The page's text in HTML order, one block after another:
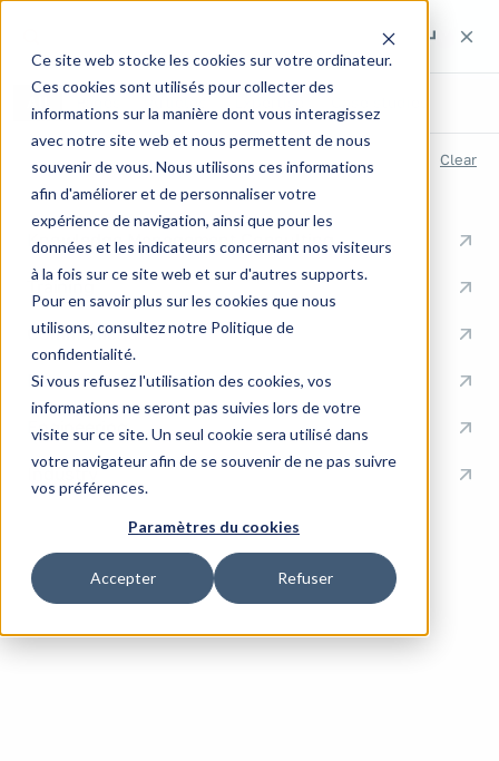
Ce site web stocke les cookies sur votre ordinateur.
Ces cookies sont utilisés pour collecter des
informations sur la manière dont vous interagissez
avec notre site web et nous permettent de nous
souvenir de vous. Nous utilisons ces informations
afin d'améliorer et de personnaliser votre
expérience de navigation, ainsi que pour les
données et les indicateurs concernant nos visiteurs
à la fois sur ce site web et sur d'autres supports.
Pour en savoir plus sur les cookies que nous
utilisons, consultez notre Politique de
confidentialité.
Si vous refusez l'utilisation des cookies, vos
informations ne seront pas suivies lors de votre
visite sur ce site. Un seul cookie sera utilisé dans
votre navigateur afin de se souvenir de ne pas suivre
vos préférences.
Paramètres du cookies
Accepter Refuser
Search
RECENT SEARCHES Clear
QUICK LINKS
Knowledge Management Consulting
Training
Communication
Documentation
Engineering
Industry